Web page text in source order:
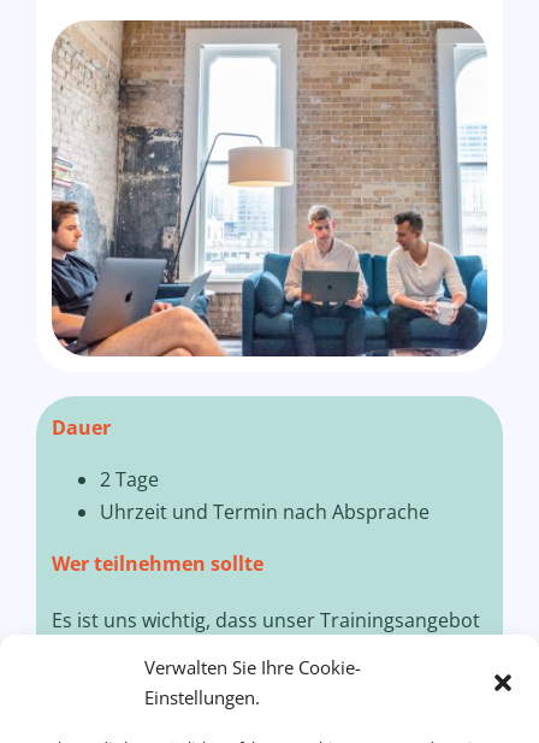
Verwalten Sie Ihre Cookie-
Einstellungen.
Dauer
2 Tage
Uhrzeit und Termin nach Absprache
Wer teilnehmen sollte
Es ist uns wichtig, dass unser Trainingsangebot
zugeschnitten ist.
Bitte kontaktieren Sie uns für eine